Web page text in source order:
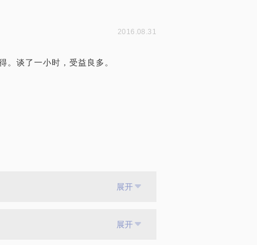
2016.08.31
。谈了一小时，受益良多。
展开
展开